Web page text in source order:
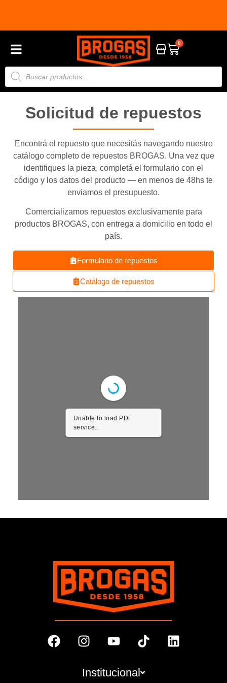
3 CUOTAS CON TARJETA DÉBITO CON GOCUOTAS
0
Solicitud de repuestos
Encontrá el repuesto que necesitás navegando nuestro
catálogo completo de repuestos BROGAS. Una vez que
identifiques la pieza, completá el formulario con el
código y los datos del producto — en menos de 48hs te
enviamos el presupuesto.
Comercializamos repuestos exclusivamente para
productos BROGAS, con entrega a domicilio en todo el
país.
Formulario de repuestos
Catálogo de repuestos
Unable to load PDF
service..
Institucional